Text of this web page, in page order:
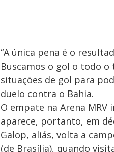
“A única pena é o
Buscamos o gol o todo
situações de gol para
duelo contra o Bahia.
O empate na Arena
aparece, portanto, em
Galop, aliás, volta a
(de Brasília), quando